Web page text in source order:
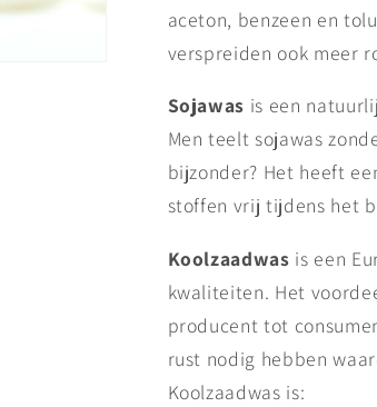
aceton, benzeen en
verspreiden ook meer
Sojawas is een
Men teelt sojawas
bijzonder? Het heeft
stoffen vrij tijdens het
Koolzaadwas is een
kwaliteiten. Het
producent tot
rust nodig hebben
Koolzaadwas is: